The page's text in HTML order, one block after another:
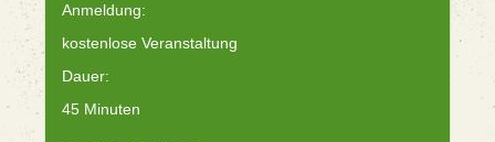
Anmeldung:
kostenlose Veranstaltung
Dauer:
45 Minuten